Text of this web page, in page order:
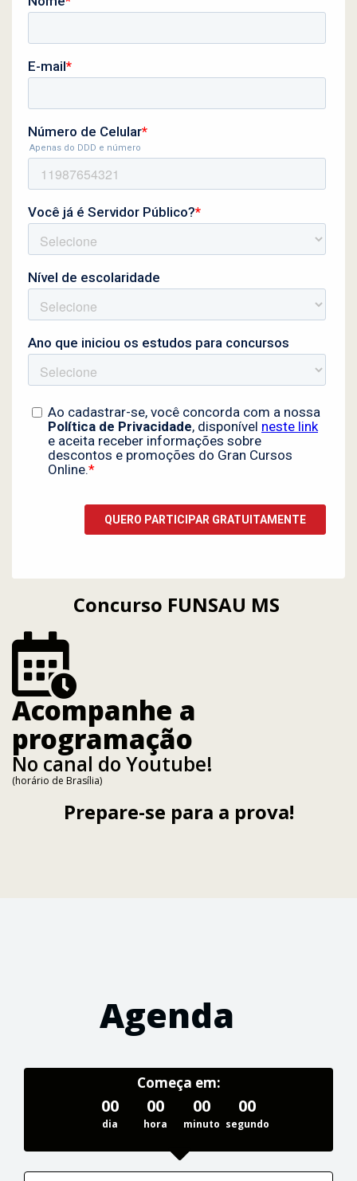
Concurso FUNSAU MS
Acompanhe a
programação
No canal do Youtube!
(horário de Brasília)
Prepare-se para a prova!
Agenda
Começa em:
00
dia
00
hora
00
minuto
00
segundo